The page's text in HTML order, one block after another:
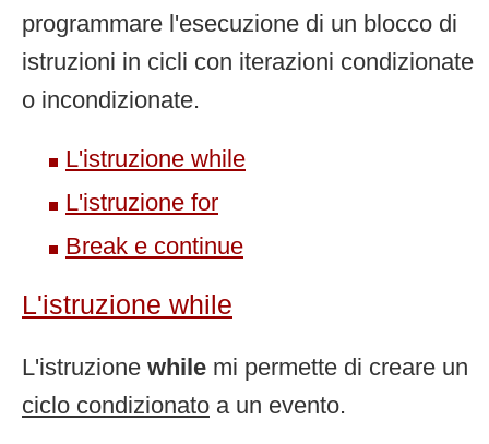
programmare l'esecuzione di un blocco di
istruzioni in cicli con iterazioni condizionate
o incondizionate.
L'istruzione while
L'istruzione for
Break e continue
L'istruzione while
L'istruzione while mi permette di creare un
ciclo condizionato a un evento.